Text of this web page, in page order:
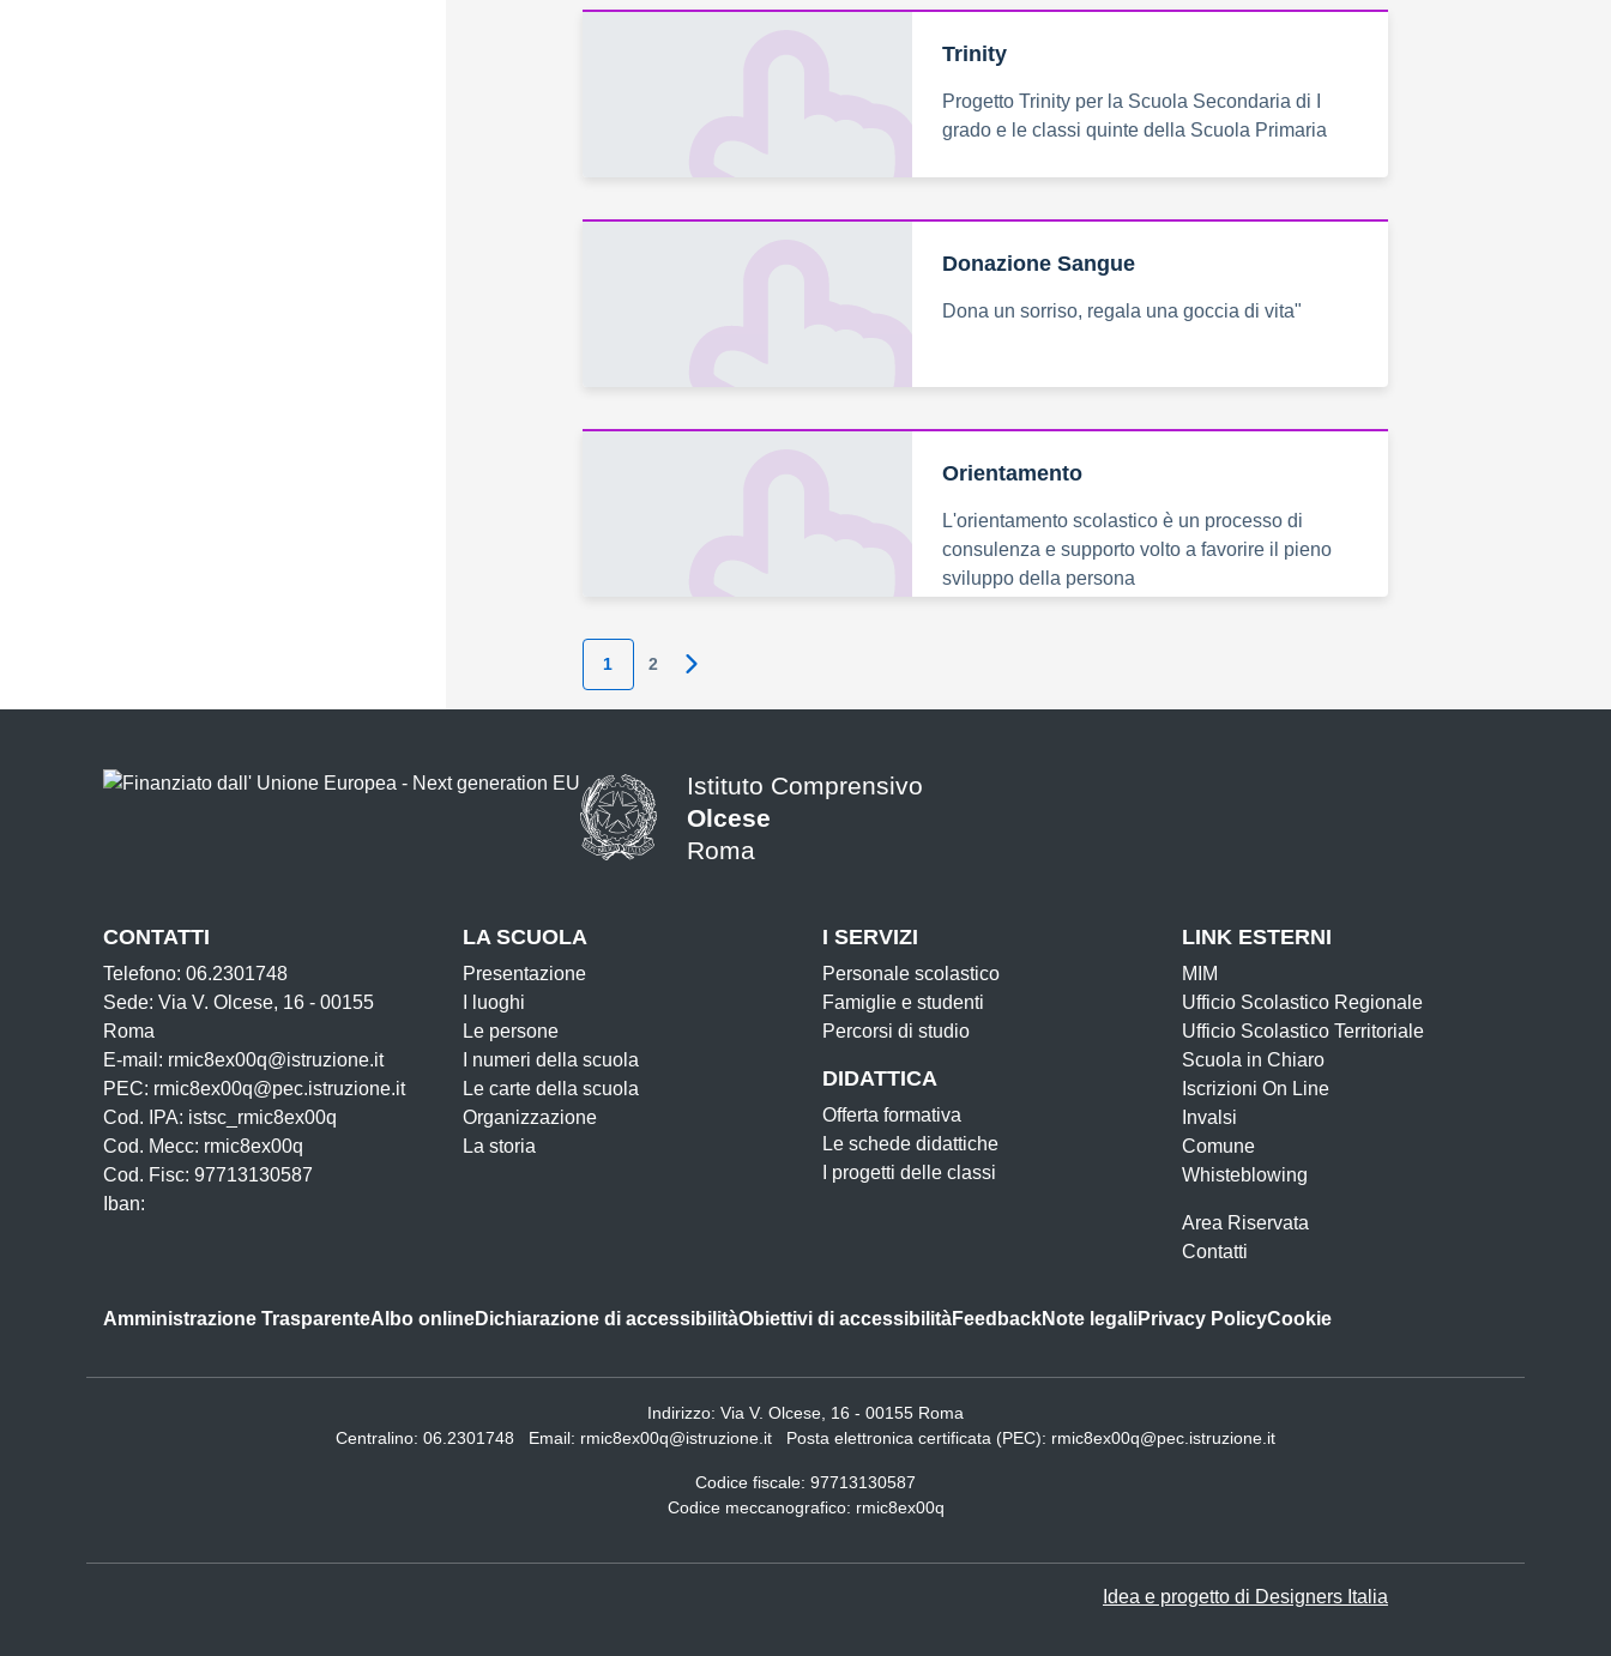
Trinity
Progetto Trinity per la Scuola Secondaria di I
grado e le classi quinte della Scuola Primaria
Donazione Sangue
Dona un sorriso, regala una goccia di vita"
Orientamento
L'orientamento scolastico è un processo di
consulenza e supporto volto a favorire il pieno
sviluppo della persona
1 2 Pagina successiva
Istituto Comprensivo
Olcese
Roma
CONTATTI
Telefono: 06.2301748
Sede: Via V. Olcese, 16 - 00155
Roma
E-mail: rmic8ex00q@istruzione.it
PEC: rmic8ex00q@pec.istruzione.it
Cod. IPA: istsc_rmic8ex00q
Cod. Mecc: rmic8ex00q
Cod. Fisc: 97713130587
Iban:
LA SCUOLA
Presentazione
I luoghi
Le persone
I numeri della scuola
Le carte della scuola
Organizzazione
La storia
I SERVIZI
Personale scolastico
Famiglie e studenti
Percorsi di studio
DIDATTICA
Offerta formativa
Le schede didattiche
I progetti delle classi
LINK ESTERNI
MIM
Ufficio Scolastico Regionale
Ufficio Scolastico Territoriale
Scuola in Chiaro
Iscrizioni On Line
Invalsi
Comune
Whisteblowing
Area Riservata
Contatti
Amministrazione TrasparenteAlbo onlineDichiarazione di accessibilitàObiettivi di accessibilitàFeedbackNote legaliPrivacy PolicyCookie
Indirizzo: Via V. Olcese, 16 - 00155 Roma
Centralino: 06.2301748 Email: rmic8ex00q@istruzione.it Posta elettronica certificata (PEC): rmic8ex00q@pec.istruzione.it
Codice fiscale: 97713130587
Codice meccanografico: rmic8ex00q
Idea e progetto di Designers Italia